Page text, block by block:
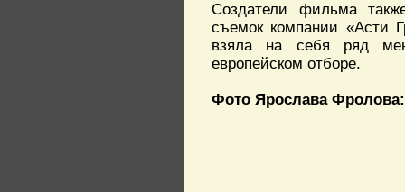
Создатели фильма
съемок компании «Асти
взяла на себя ряд
европейском отборе.
Фото Ярослава Фролова: